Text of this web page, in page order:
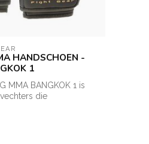
HANDSCHOEN -
1
MMA BANGKOK 1 is
die